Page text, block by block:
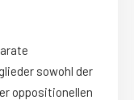
sowohl der
oppositionellen